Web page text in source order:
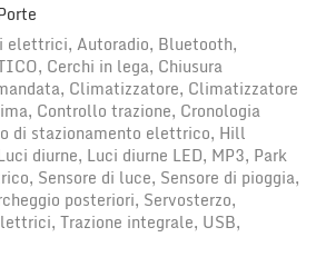
elettrici, Autoradio, Bluetooth,
Cerchi in lega, Chiusura
Climatizzatore, Climatizzatore
Controllo trazione, Cronologia
di stazionamento elettrico, Hill
diurne, Luci diurne LED, MP3, Park
Sensore di luce, Sensore di pioggia,
posteriori, Servosterzo,
Trazione integrale, USB,